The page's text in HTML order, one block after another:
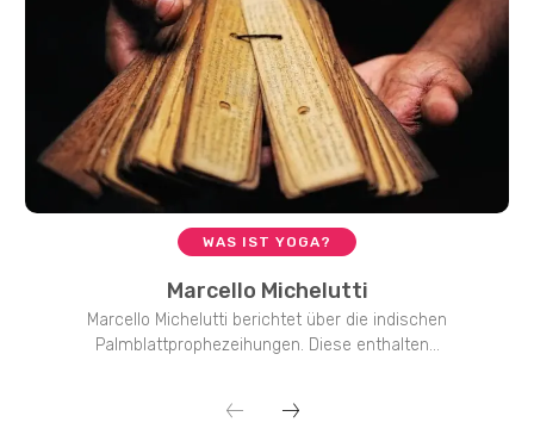
WAS IST YOGA?
Marcello Michelutti
Marcello Michelutti berichtet über die indischen
Palmblattprophezeihungen. Diese enthalten...